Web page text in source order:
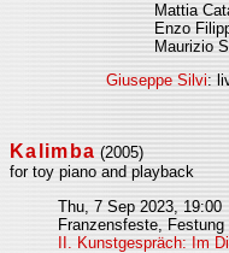
Mattia
Enzo
Maurizio
Giuseppe Silvi:
Kalimba (2005)
for toy piano and playback
Thu, 7 Sep 2023, 19:00
Franzensfeste, Festung
II. Kunstgespräch: Im